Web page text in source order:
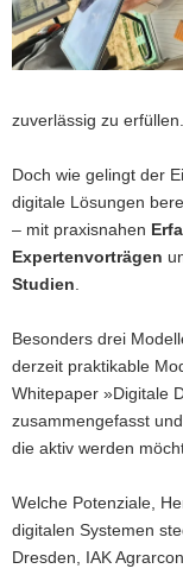
f
e
n
e
a
v
g
a
i
o
n
o
n
zuverlässig zu erfüllen.
Doch wie gelingt der
digitale Lösungen
– mit praxisnahen
Expertenvorträgen
Studien
Besonders drei
derzeit praktikable
Whitepaper »Digitale
zusammengefasst
die aktiv werden
Welche Potenziale,
digitalen Systemen
Dresden, IAK